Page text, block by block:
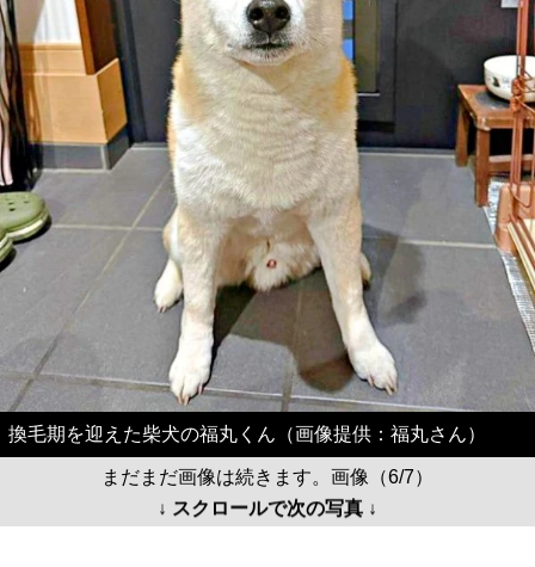
換毛期を迎えた柴犬の福丸くん（画像提供：福丸さん）
まだまだ画像は続きます。画像（6/7）
↓ スクロールで次の写真 ↓